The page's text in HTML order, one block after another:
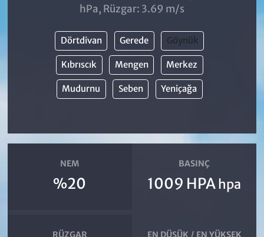
hPa, Rüzgar: 3.69 m/s
Dörtdivan Gerede Göynük
Kıbrıscık Mengen Merkez
Mudurnu Seben Yeniçağa
NEM
%20
BASINÇ
1009 HPA hpa
RÜZGAR EN DÜŞÜK / EN YÜKSEK